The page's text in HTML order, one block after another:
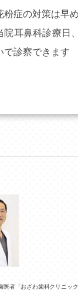
粉症の対策は早
院耳鼻科診療日
で診察できます
医者「おざわ歯科クリニック